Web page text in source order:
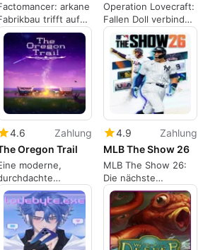
arkane
trifft auf
Extraktion
und -Optimierung
Operation Lovecraft:
Fallen Doll verbindet
mit taktischem
Roguelike
4.6
Zahlung
Oregon Trail
moderne,
des Oregon Trails
4.9
Zahlung
MLB The Show 26
MLB The Show 26:
Die nächste
Evolutionsstufe im
Baseball